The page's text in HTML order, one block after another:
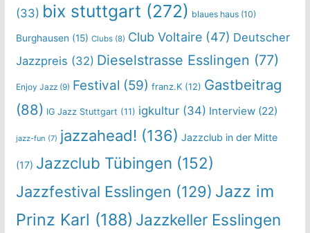
(33) bix stuttgart (272) blaues haus(10)
Burghausen (15) Clubs(8) Club Voltaire(47) Deutscher
Jazzpreis (32) Dieselstrasse Esslingen (77)
Enjoy Jazz(9) Festival (59) franz.K(12) Gastbeitrag
(88) IG Jazz Stuttgart (11) igkultur(34) Interview(22)
jazz-fun (7) jazzahead! (136) Jazzclub in der Mitte
(17) Jazzclub Tübingen (152)
Jazzfestival Esslingen (129) Jazz im
Prinz Karl (188) Jazzkeller Esslingen